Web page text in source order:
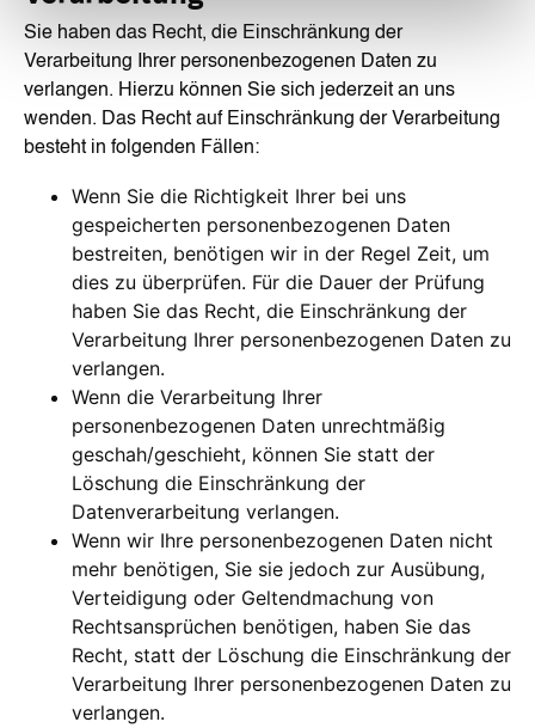
Sie haben das Recht, die Einschränkung der
Verarbeitung Ihrer personenbezogenen Daten zu
verlangen. Hierzu können Sie sich jederzeit an uns
wenden. Das Recht auf Einschränkung der Verarbeitung
besteht in folgenden Fällen:
Wenn Sie die Richtigkeit Ihrer bei uns
gespeicherten personenbezogenen Daten
bestreiten, benötigen wir in der Regel Zeit, um
dies zu überprüfen. Für die Dauer der Prüfung
haben Sie das Recht, die Einschränkung der
Verarbeitung Ihrer personenbezogenen Daten zu
verlangen.
Wenn die Verarbeitung Ihrer
personenbezogenen Daten unrechtmäßig
geschah/geschieht, können Sie statt der
Löschung die Einschränkung der
Datenverarbeitung verlangen.
Wenn wir Ihre personenbezogenen Daten nicht
mehr benötigen, Sie sie jedoch zur Ausübung,
Verteidigung oder Geltendmachung von
Rechtsansprüchen benötigen, haben Sie das
Recht, statt der Löschung die Einschränkung der
Verarbeitung Ihrer personenbezogenen Daten zu
verlangen.